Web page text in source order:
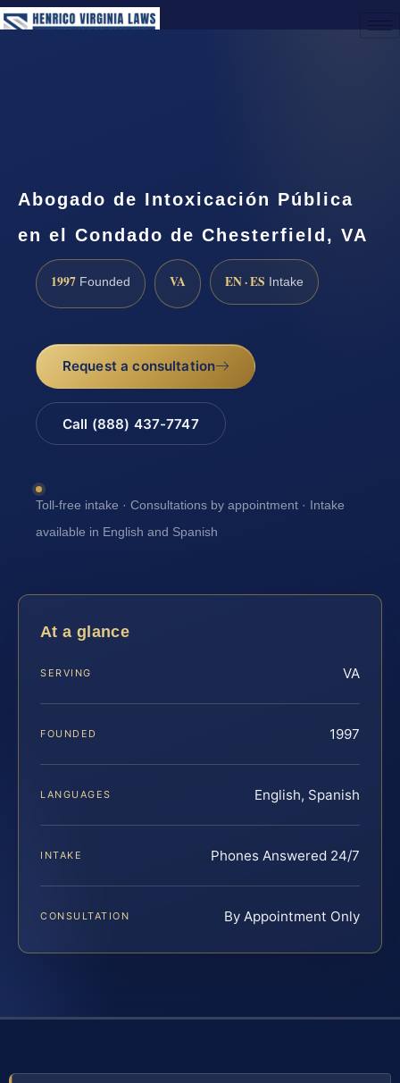
Abogado de Intoxicación Pública
en el Condado de Chesterfield, VA
1997 Founded VA EN · ES Intake
Request a consultation
Call (888) 437-7747
Toll-free intake · Consultations by appointment · Intake
available in English and Spanish
At a glance
SERVING VA
FOUNDED 1997
LANGUAGES English, Spanish
INTAKE Phones Answered 24/7
CONSULTATION By Appointment Only